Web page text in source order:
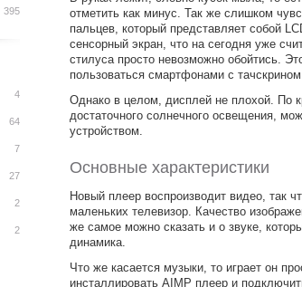
отметить как минус. Так же слишком
пальцев, который представляет собой
сенсорный экран, что на сегодня уже
стилуса просто невозможно обойтись.
пользоваться смартфонами с
Однако в целом, дисплей не плохой. По
достаточного солнечного освещения,
устройством.
Основные характеристики
Новый плеер воспроизводит видео, так
маленьких телевизор. Качество
же самое можно сказать и о звуке,
динамика.
Что же касается музыки, то играет он
инсталлировать AIMP плеер и
395
4
64
7
27
2
2